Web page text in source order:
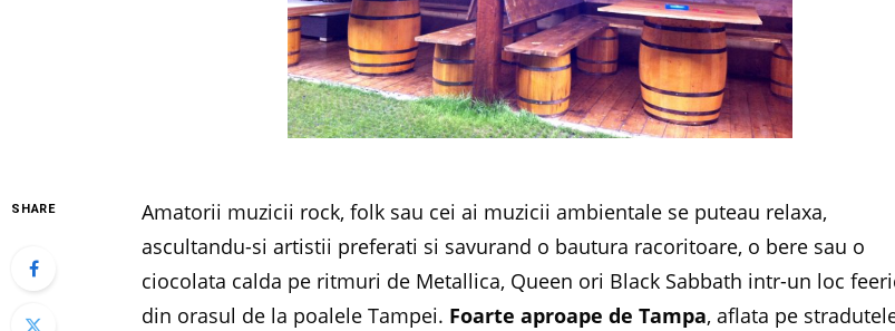
SHARE
Amatorii muzicii rock, folk sau cei ai muzicii ambientale se puteau relaxa,
ascultandu-si artistii preferati si savurand o bautura racoritoare, o bere sau o
ciocolata calda pe ritmuri de Metallica, Queen ori Black Sabbath intr-un loc
din orasul de la poalele Tampei. Foarte aproape de Tampa, aflata pe